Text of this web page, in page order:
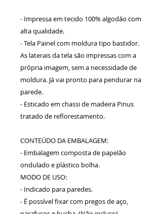
- Impressa em tecido 100% algodão com
alta qualidade.
- Tela Painel com moldura tipo bastidor.
As laterais da tela são impressas com a
própria imagem, sem a necessidade de
moldura. Já vai pronto para pendurar na
parede.
- Esticado em chassi de madeira Pinus
tratado de reflorestamento.
CONTEÚDO DA EMBALAGEM:
- Embalagem composta de papelão
ondulado e plástico bolha.
MODO DE USO:
- Indicado para paredes.
- É possível fixar com pregos de aço,